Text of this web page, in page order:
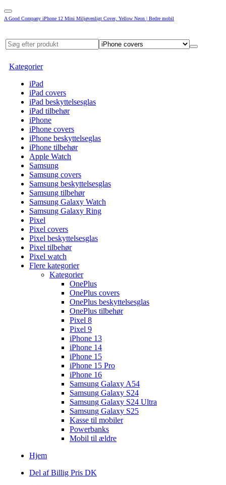
A Good Company iPhone 12 Mini Miljøvenligt Cover, Yellow Neon | Bedre mobil
Kategorier
iPad
iPad covers
iPad beskyttelsesglas
iPad tilbehør
iPhone
iPhone covers
iPhone beskyttelseglas
iPhone tilbehør
Apple Watch
Samsung
Samsung covers
Samsung beskyttelsesglas
Samsung tilbehør
Samsung Galaxy Watch
Samsung Galaxy Ring
Pixel
Pixel covers
Pixel beskyttelsesglas
Pixel tilbehør
Pixel watch
Flere kategorier
Kategorier
OnePlus
OnePlus covers
OnePlus beskyttelsesglas
OnePlus tilbehør
Pixel 8
Pixel 9
iPhone 13
iPhone 14
iPhone 15
iPhone 15 Pro
iPhone 16
Samsung Galaxy A54
Samsung Galaxy S24
Samsung Galaxy S24 Ultra
Samsung Galaxy S25
Kasse til mobiler
Powerbanks
Mobil til ældre
Hjem
Del af Billig Pris DK